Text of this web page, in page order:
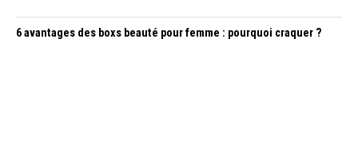
6 avantages des boxs beauté pour femme : pourquoi craquer ?